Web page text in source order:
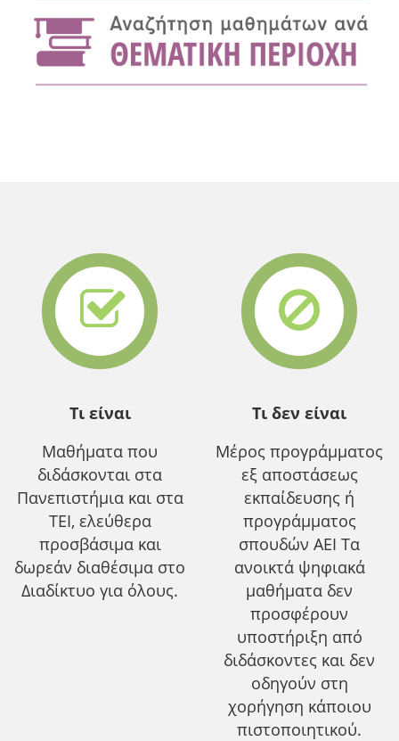
Τι είναι
Μαθήματα που
διδάσκονται στα
Πανεπιστήμια και στα
ΤΕΙ, ελεύθερα
προσβάσιμα και
δωρεάν διαθέσιμα στο
Διαδίκτυο για όλους.
Τι δεν είναι
Μέρος προγράμματος
εξ αποστάσεως
εκπαίδευσης ή
προγράμματος
σπουδών ΑΕΙ Τα
ανοικτά ψηφιακά
μαθήματα δεν
προσφέρουν
υποστήριξη από
διδάσκοντες και δεν
οδηγούν στη
χορήγηση κάποιου
πιστοποιητικού.